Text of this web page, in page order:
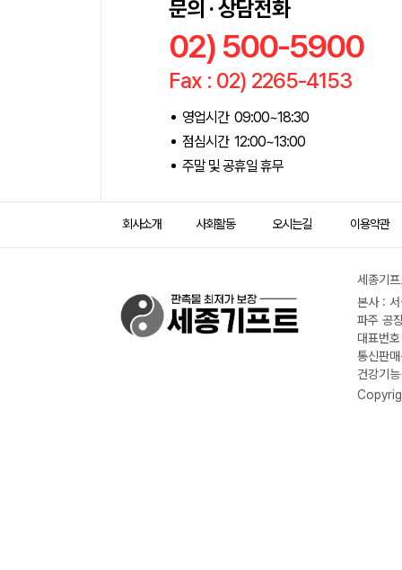
문의 · 상담전화
02) 500-5900
Fax : 02) 2265-4153
영업시간 09:00~18:30
점심시간 12:00~13:00
주말 및 공휴일 휴무
회사소개 사회활동 오시는길 이용약관
세종기
본사 :
파주 공
대표번
통신판
건강기